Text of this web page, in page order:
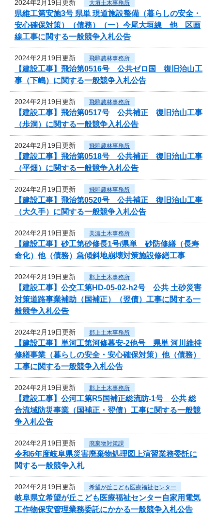
2024年2月19日更新 大垣土木事務所
県維工第安施3号 県単 現道施設整備（暮らしの安全・
安心確保対策）（債務）（一）今尾大垣線 他 区画
線工事に関する一般競争入札公告
2024年2月19日更新 飛騨農林事務所
【建設工事】飛治第0516号 公共ゼロ国 復旧治山工
事（下嶋）に関する一般競争入札公告
2024年2月19日更新 飛騨農林事務所
【建設工事】飛治第0517号 公共補正 復旧治山工事
（歩洞）に関する一般競争入札公告
2024年2月19日更新 飛騨農林事務所
【建設工事】飛治第0518号 公共補正 復旧治山工事
（平畑）に関する一般競争入札公告
2024年2月19日更新 飛騨農林事務所
【建設工事】飛治第0520号 公共補正 復旧治山工事
（大久手）に関する一般競争入札公告
2024年2月19日更新 美濃土木事務所
【建設工事】砂工第砂修長1号/県単 砂防修繕（長寿
命化）他（債務）急傾斜地崩壊対策施設修繕工事
2024年2月19日更新 郡上土木事務所
【建設工事】公交工第HD-05-02-h2号 公共 土砂災害
対策道路事業補助（国補正）（翌債）工事に関する一
般競争入札公告
2024年2月19日更新 郡上土木事務所
【建設工事】単河工第河修暮安-2他号 県単 河川維持
修繕事業（暮らしの安全・安心確保対策）他（債務）
工事に関する一般競争入札公告
2024年2月19日更新 郡上土木事務所
【建設工事】公河工第R5国補正総流防-1号 公共 総
合流域防災事業（国補正・翌債）工事に関する一般競
争入札公告
2024年2月19日更新 廃棄物対策課
令和6年度岐阜県災害廃棄物処理図上演習業務委託に
関する一般競争入札
2024年2月19日更新 希望が丘こども医療福祉センター
岐阜県立希望が丘こども医療福祉センター自家用電気
工作物保安管理業務委託にかかる一般競争入札公告